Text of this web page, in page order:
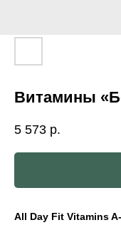
Витамины
5 573 р.
All Day Fit Vitamins